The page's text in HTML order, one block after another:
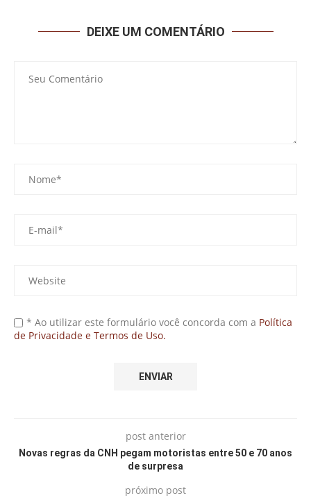
DEIXE UM COMENTÁRIO
* Ao utilizar este formulário você concorda com a Política
de Privacidade e Termos de Uso.
post anterior
Novas regras da CNH pegam motoristas entre 50 e 70 anos
de surpresa
próximo post